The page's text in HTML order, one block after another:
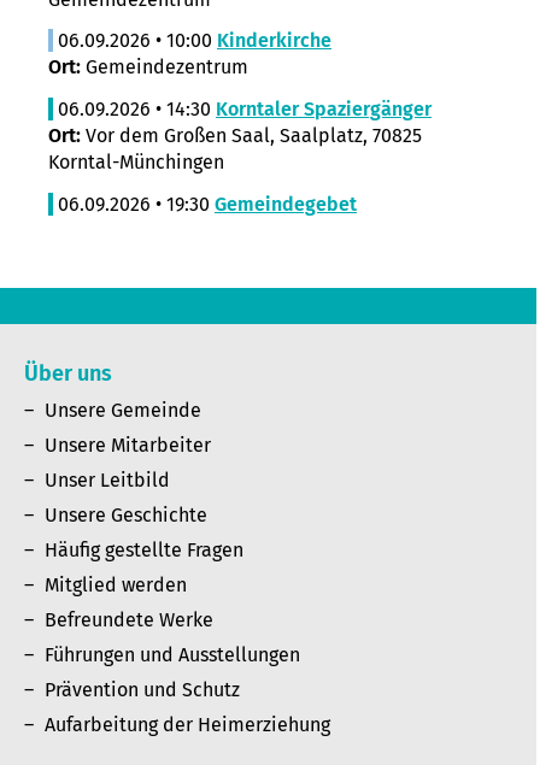
06.09.2026 • 10:00 Kinderkirche
Ort: Gemeindezentrum
06.09.2026 • 14:30 Korntaler Spaziergänger
Ort: Vor dem Großen Saal, Saalplatz, 70825
Korntal-Münchingen
06.09.2026 • 19:30 Gemeindegebet
Über uns
Unsere Gemeinde
Unsere Mitarbeiter
Unser Leitbild
Unsere Geschichte
Häufig gestellte Fragen
Mitglied werden
Befreundete Werke
Führungen und Ausstellungen
Prävention und Schutz
Aufarbeitung der Heimerziehung